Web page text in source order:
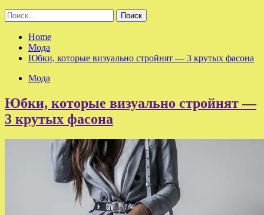
Найти:
Home
Мода
Юбки, которые визуально стройнят — 3 крутых фасона
Мода
Юбки, которые визуально стройнят —
3 крутых фасона